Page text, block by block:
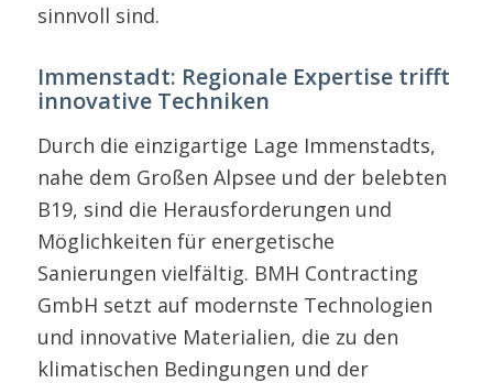
sinnvoll sind.
Immenstadt: Regionale Expertise trifft
innovative Techniken
Durch die einzigartige Lage Immenstadts,
nahe dem Großen Alpsee und der belebten
B19, sind die Herausforderungen und
Möglichkeiten für energetische
Sanierungen vielfältig. BMH Contracting
GmbH setzt auf modernste Technologien
und innovative Materialien, die zu den
klimatischen Bedingungen und der